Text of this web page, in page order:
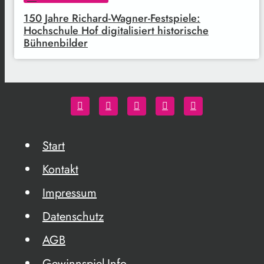
150 Jahre Richard-Wagner-Festspiele:
Hochschule Hof digitalisiert historische
Bühnenbilder
Start
Kontakt
Impressum
Datenschutz
AGB